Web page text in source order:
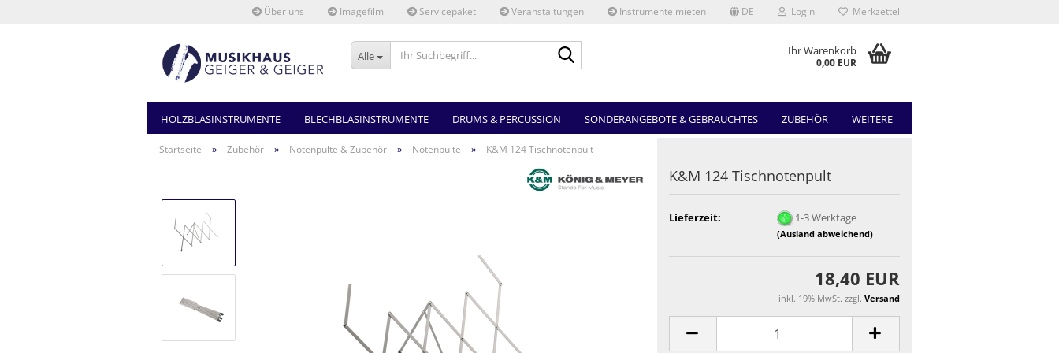
Über uns Imagefilm Servicepaket Veranstaltungen Instrumente mieten DE Login Merkzettel
Alle Ihr Warenkorb
0,00 EUR
HOLZBLASINSTRUMENTE BLECHBLASINSTRUMENTE DRUMS & PERCUSSION SONDERANGEBOTE & GEBRAUCHTES ZUBEHÖR WEITERE
Startseite » Zubehör » Notenpulte & Zubehör » Notenpulte » K&M 124 Tischnotenpult
K&M 124 Tischnotenpult
Lieferzeit: 1-3 Werktage
(Ausland abweichend)
18,40 EUR
inkl. 19% MwSt. zzgl. Versand